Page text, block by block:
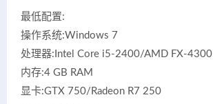
最低配置:
操作系统:Windows 7
处理器:Intel Core i5-2400/AMD FX-4300
内存:4 GB RAM
显卡:GTX 750/Radeon R7 250